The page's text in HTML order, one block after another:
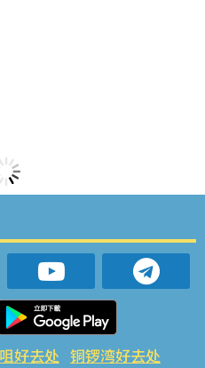
好去处 铜锣湾好去处